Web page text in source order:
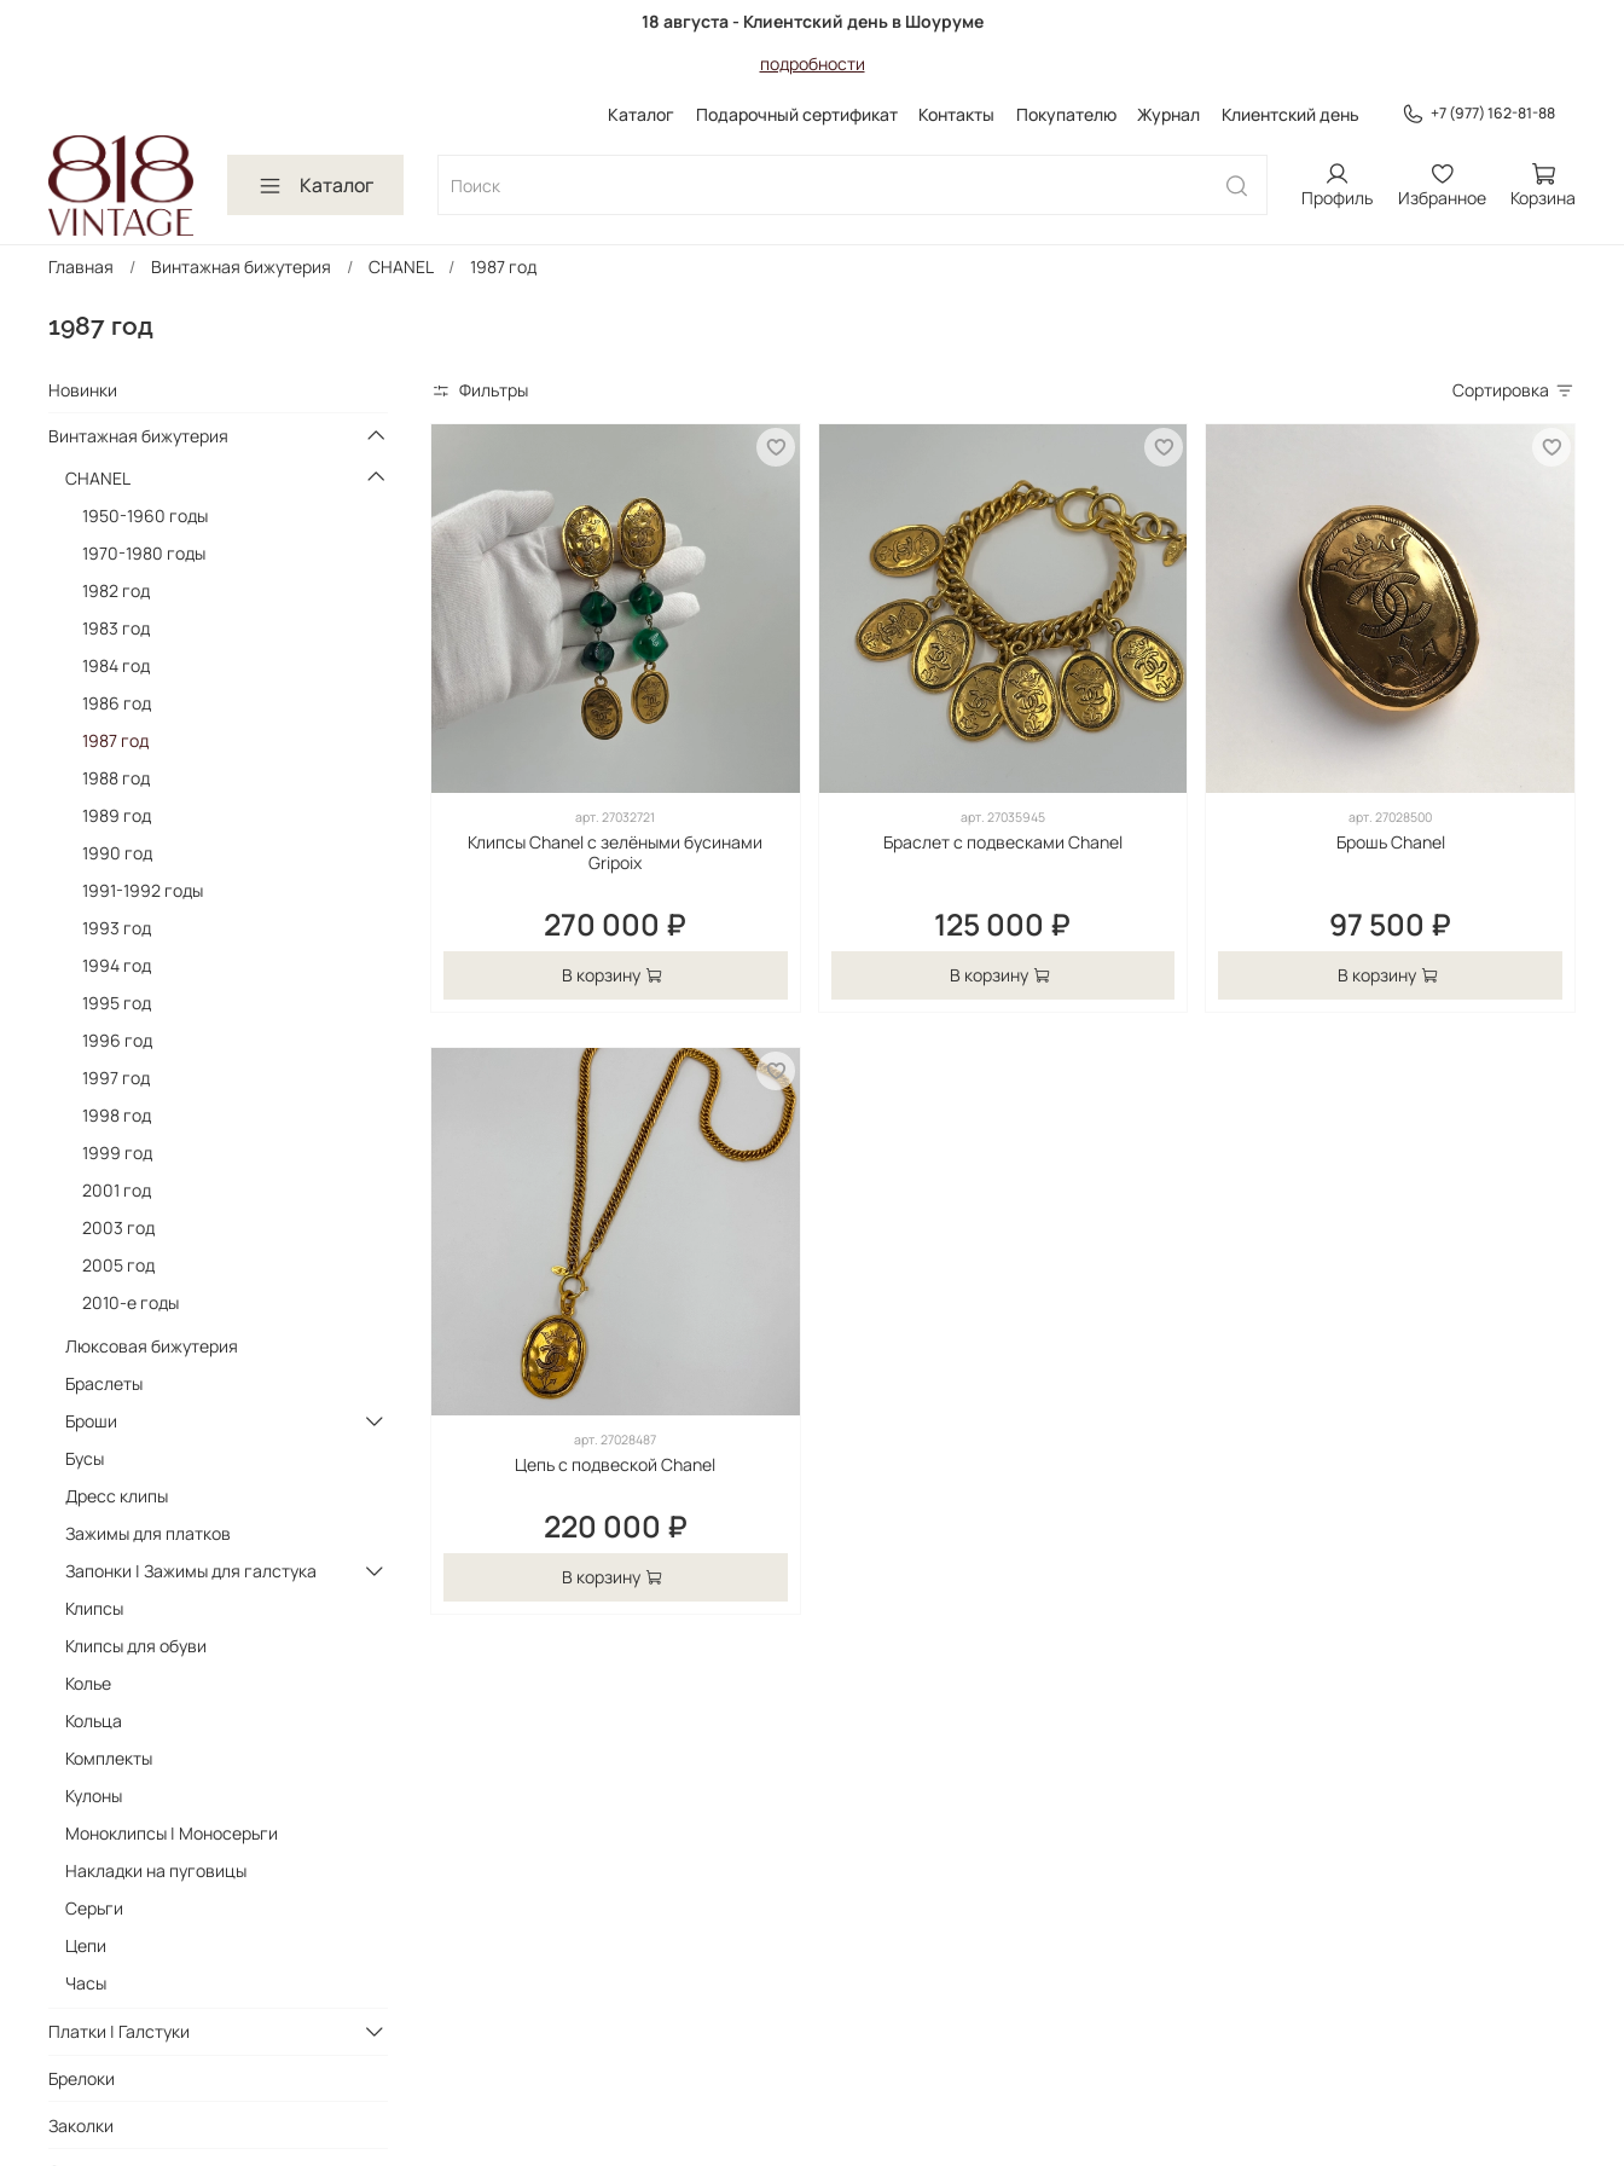
18 августа - Клиентский день в Шоуруме
подробности
Каталог Подарочный сертификат Контакты Покупателю Журнал Клиентский день +7 (977) 162-81-88
Каталог Профиль Избранное Корзина
Главная Винтажная бижутерия CHANEL 1987 год
1987 год
Фильтры Сортировка
арт.27032721
Клипсы Chanel с зелёными бусинами
Gripoix
270 000 ₽
В корзину
арт. 27035945
Браслет с подвесками Chanel
125 000 ₽
В корзину
арт.27028500
Брошь Chanel
97 500 ₽
В корзину
арт.27028487
Цепь с подвеской Chanel
220 000 ₽
В корзину
Новинки
Винтажная бижутерия
CHANEL
1950-1960 годы
1970-1980 годы
1982 год
1983 год
1984 год
1986 год
1987 год
1988 год
1989 год
1990 год
1991-1992 годы
1993 год
1994 год
1995 год
1996 год
1997 год
1998 год
1999 год
2001 год
2003 год
2005 год
2010-е годы
Люксовая бижутерия
Браслеты
Броши
Бусы
Дресс клипы
Зажимы для платков
Запонки | Зажимы для галстука
Клипсы
Клипсы для обуви
Колье
Кольца
Комплекты
Кулоны
Моноклипсы | Моносерьги
Накладки на пуговицы
Серьги
Цепи
Часы
Платки | Галстуки
Брелоки
Заколки